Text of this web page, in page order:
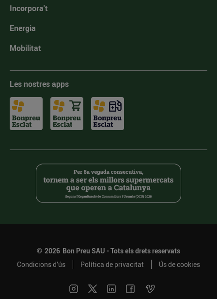
Incorpora't
Energia
Mobilitat
Les nostres apps
© 2026 Bon Preu SAU - Tots els drets reservats
Condicions d’ús
Política de privacitat Ús de cookies